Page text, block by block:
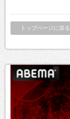
トップページに戻る